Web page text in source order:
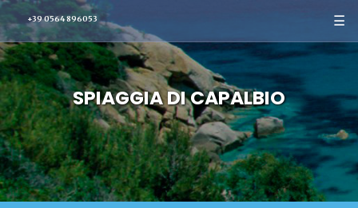
+39 0564 896053 ☰
SPIAGGIA DI CAPALBIO